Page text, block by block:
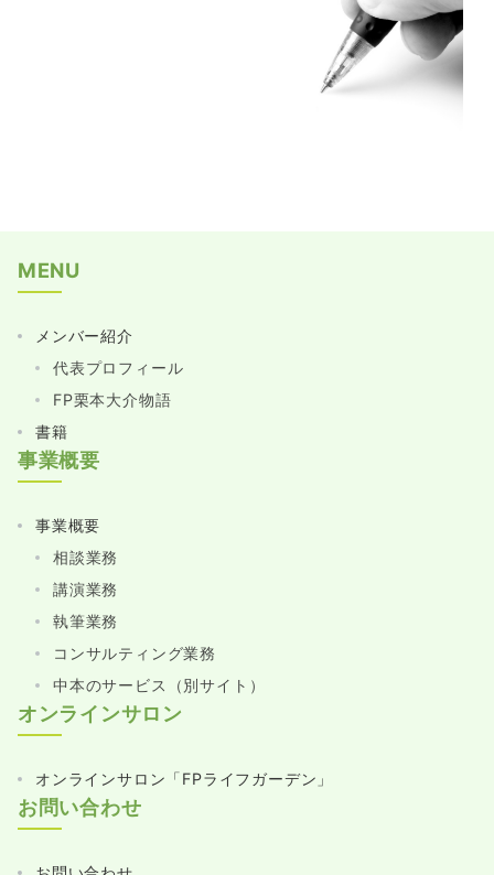
MENU
メンバー紹介
代表プロフィール
FP栗本大介物語
書籍
事業概要
事業概要
相談業務
講演業務
執筆業務
コンサルティング業務
中本のサービス（別サイト）
オンラインサロン
オンラインサロン「FPライフガーデン」
お問い合わせ